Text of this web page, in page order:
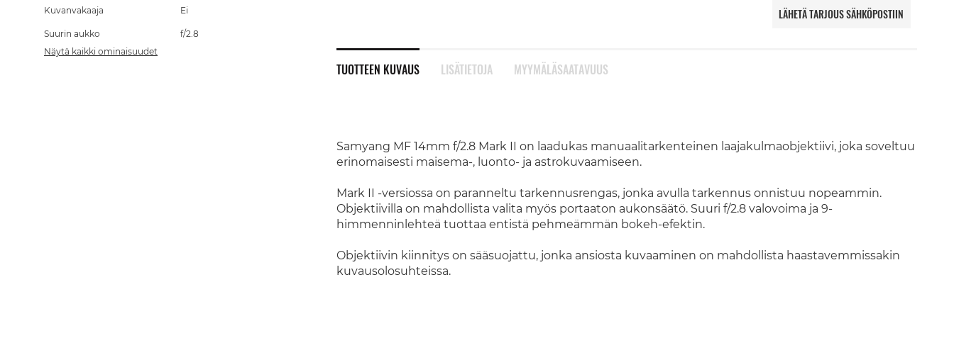
LÄHETÄ TARJOUS SÄHKÖPOSTIIN
TUOTTEEN KUVAUS
Samyang MF 14mm f/2.8 Mark II on laadukas manuaalitarkenteinen laajakulmaobjektiivi, joka soveltuu
erinomaisesti maisema-, luonto- ja astrokuvaamiseen.
Mark II -versiossa on paranneltu tarkennusrengas, jonka avulla tarkennus onnistuu nopeammin.
Objektiivilla on mahdollista valita myös portaaton aukonsäätö. Suuri f/2.8 valovoima ja 9-
himmenninlehteä tuottaa entistä pehmeämmän bokeh-efektin.
Objektiivin kiinnitys on sääsuojattu, jonka ansiosta kuvaaminen on mahdollista haastavemmissakin
kuvausolosuhteissa.
LISÄTIETOJA MYYMÄLÄSAATAVUUS
Kuvanvakaaja Ei
Suurin aukko
f/2.8
Näytä kaikki ominaisuudet